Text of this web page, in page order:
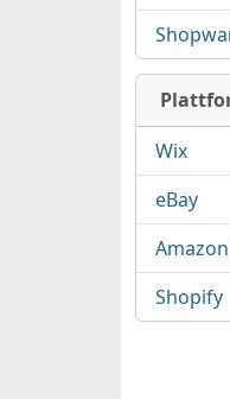
Wix
eBay
Amazon
Shopify